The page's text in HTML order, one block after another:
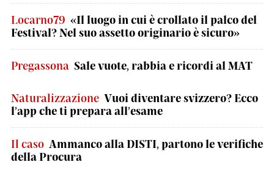
Locarno79 «Il luogo in cui è crollato il palco del
Festival? Nel suo assetto originario è sicuro»
Pregassona Sale vuote, rabbia e ricordi al MAT
Naturalizzazione Vuoi diventare svizzero? Ecco
l’app che ti prepara all’esame
Il caso Ammanco alla DISTI, partono le verifiche
della Procura